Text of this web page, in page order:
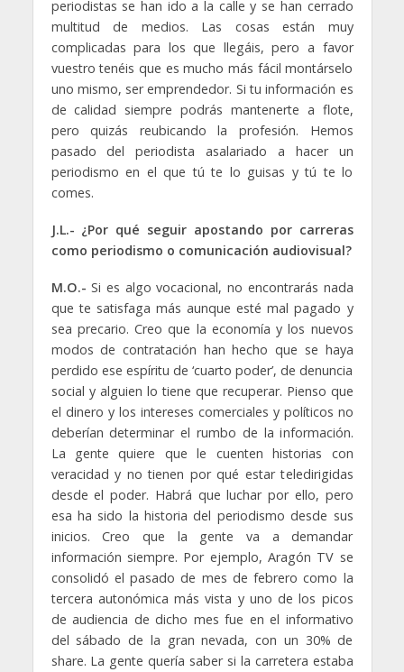
periodistas se han ido a la calle y se han cerrado
multitud de medios. Las cosas están muy
complicadas para los que llegáis, pero a favor
vuestro tenéis que es mucho más fácil montárselo
uno mismo, ser emprendedor. Si tu información es
de calidad siempre podrás mantenerte a flote,
pero quizás reubicando la profesión. Hemos
pasado del periodista asalariado a hacer un
periodismo en el que tú te lo guisas y tú te lo
comes.
J.L.- ¿Por qué seguir apostando por carreras
como periodismo o comunicación audiovisual?
M.O.- Si es algo vocacional, no encontrarás nada
que te satisfaga más aunque esté mal pagado y
sea precario. Creo que la economía y los nuevos
modos de contratación han hecho que se haya
perdido ese espíritu de ‘cuarto poder’, de denuncia
social y alguien lo tiene que recuperar. Pienso que
el dinero y los intereses comerciales y políticos no
deberían determinar el rumbo de la información.
La gente quiere que le cuenten historias con
veracidad y no tienen por qué estar teledirigidas
desde el poder. Habrá que luchar por ello, pero
esa ha sido la historia del periodismo desde sus
inicios. Creo que la gente va a demandar
información siempre. Por ejemplo, Aragón TV se
consolidó el pasado de mes de febrero como la
tercera autonómica más vista y uno de los picos
de audiencia de dicho mes fue en el informativo
del sábado de la gran nevada, con un 30% de
share. La gente quería saber si la carretera estaba